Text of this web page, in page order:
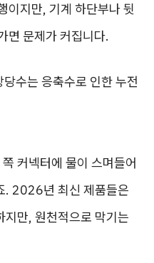
이지만, 기계 하단부나 뒷
면 문제가 커집니다.
수는 응축수로 인한 누전
커넥터에 물이 스며들어
. 2026년 최신 제품들은
지만, 원천적으로 막기는